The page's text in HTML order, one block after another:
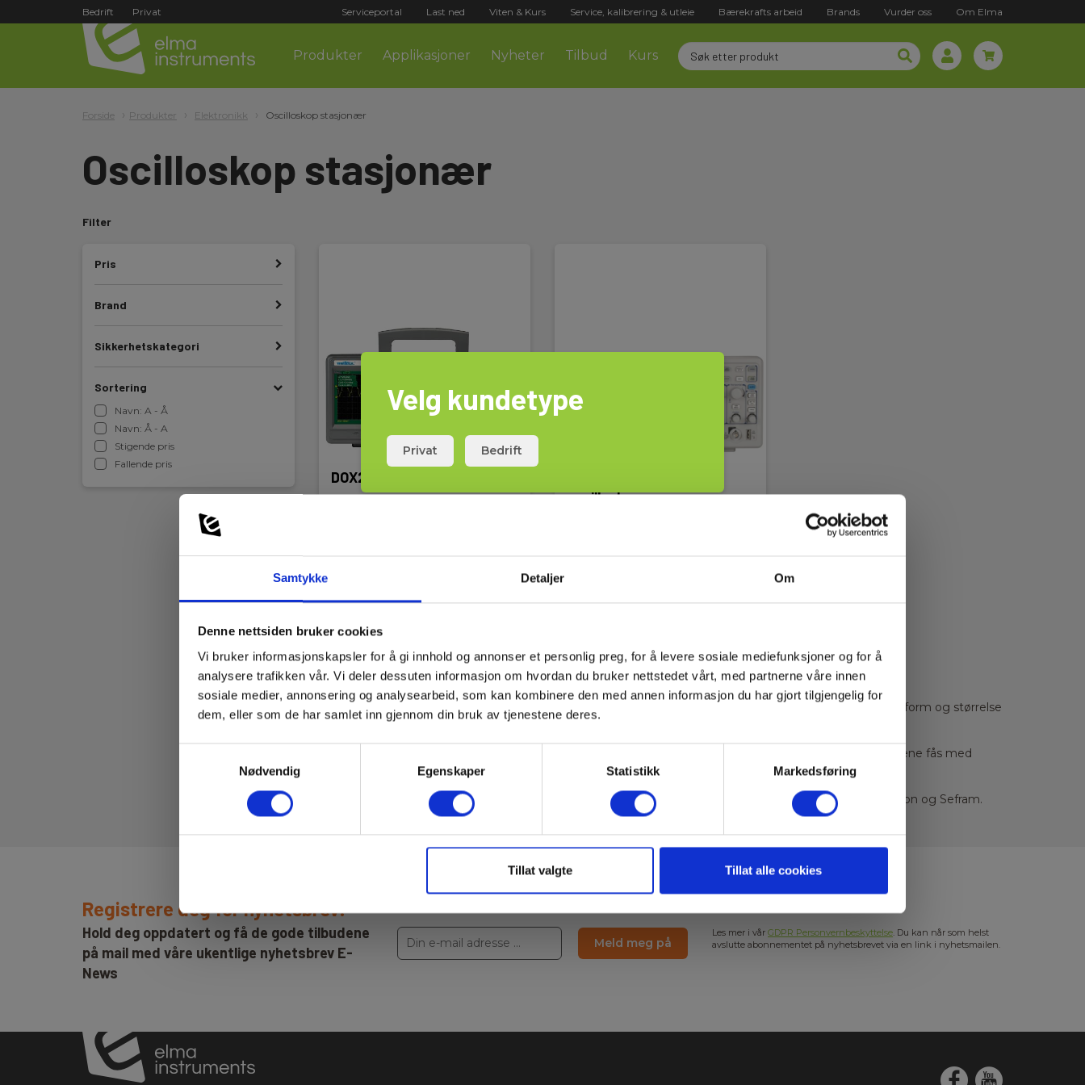
Samtykke Detaljer Om
Denne nettsiden bruker cookies
Vi bruker informasjonskapsler for å gi innhold og annonser et personlig preg, for å levere sosiale mediefunksjoner og for å
analysere trafikken vår. Vi deler dessuten informasjon om hvordan du bruker nettstedet vårt, med partnerne våre innen
sosiale medier, annonsering og analysearbeid, som kan kombinere den med annen informasjon du har gjort tilgjengelig for
dem, eller som de har samlet inn gjennom din bruk av tjenestene deres.
Nødvendig
Egenskaper Statistikk Markedsføring
Tillat valgte Tillat alle cookies
Bedrift Privat Serviceportal Last ned Viten & Kurs Service, kalibrering & utleie Bærekrafts arbeid Brands Vurder oss Om Elma
Produkter Applikasjoner Nyheter Tilbud Kurs
Forside Produkter Elektronikk Oscilloskop stasjonær
Oscilloskop stasjonær
Filter
Pris
Brand
Sikkerhetskategori
Sortering
Navn: A - Å
Navn: Å - A
Stigende pris
Fallende pris
DOX2025
Les mer
oscilloskop
Med et oscilloskop har du mulighet for visuelt å se et gitt signal direkte på oscilloskopets skjerm. Du ser form og størrelse
og forskjellige egenskaper ved signalet, f.eks. frekvens, spenning, periodetider og puls/pauseforhold.
I dette avsnittet finner du et utvalg av våre stasjonære digitale storage oscilloskoper (DSO). Instrumentene fås med
fargeskjerm, som 2 kanals og 4 kanals, opp til 350MHz og med PC kommunikasjon.
Oscilloskopene i dette avsnittet er kun et lite utvalg av vår sortiment og kommer primært fra BK Precision og Sefram.
Kontakt oss hvis du ikke finner det du søker.
Registrere deg for nyhetsbrev!
Hold deg oppdatert og få de gode tilbudene
på mail med våre ukentlige nyhetsbrev E-
News
Meld meg på
Les mer i vår GDPR Personvernbeskyttelse. Du kan når som helst
avslutte abonnementet på nyhetsbrevet via en link i nyhetsmailen.
Velg kundetype
Privat Bedrift